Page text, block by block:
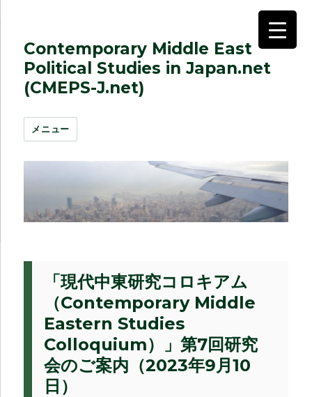
Contemporary Middle East
Political Studies in Japan.net
(CMEPS-J.net)
メニュー
「現代中東研究コロキアム
（Contemporary Middle
Eastern Studies
Colloquium）」第7回研究
会のご案内（2023年9月10
日）